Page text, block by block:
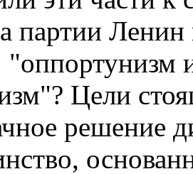
партии
"оппортунизм
Цели
решение